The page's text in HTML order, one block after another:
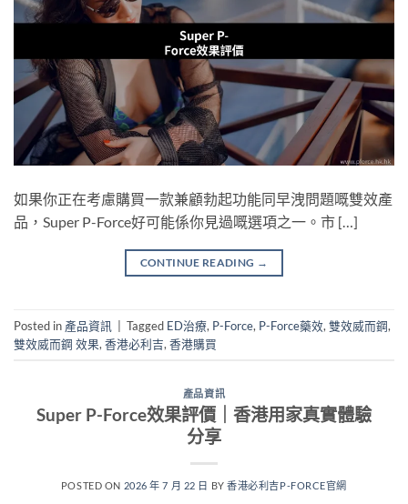
如果你正在考慮購買一款兼顧勃起功能同早洩問題嘅雙效產
品，Super P-Force好可能係你見過嘅選項之一。市 […]
CONTINUE READING →
Posted in 產品資訊 | Tagged ED治療, P-Force, P-Force藥效, 雙效威而鋼,
雙效威而鋼 效果, 香港必利吉, 香港購買
產品資訊
Super P-Force效果評價｜香港用家真實體驗
分享
POSTED ON 2026 年 7 月 22 日 BY香港必利吉P-FORCE官網